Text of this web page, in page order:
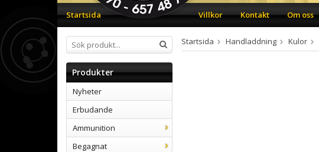
Startsida
Villkor Kontakt Om oss
Produkter
Nyheter
Erbudande
Ammunition
Begagnat
Startsida Handladdning Kulor